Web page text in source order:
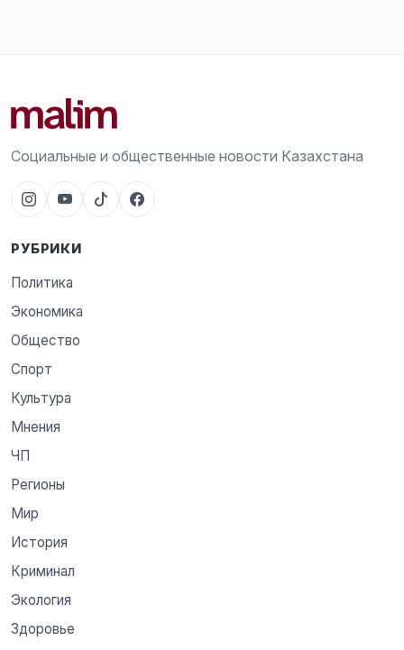
Социальные и общественные новости Казахстана
РУБРИКИ
Политика
Экономика
Общество
Спорт
Культура
Мнения
ЧП
Регионы
Мир
История
Криминал
Экология
Здоровье